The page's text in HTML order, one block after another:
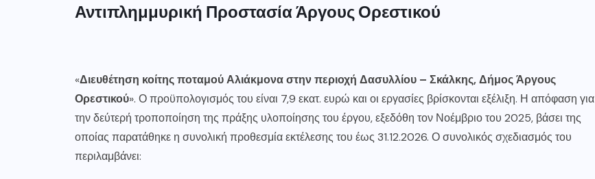
Αντιπλημμυρική Προστασία Άργους Ορεστικού
«Διευθέτηση κοίτης ποταμού Αλιάκμονα στην περιοχή Δασυλλίου – Σκάλκης, Δήμος Άργους
Ορεστικού». Ο προϋπολογισμός του είναι 7,9 εκατ. ευρώ και οι εργασίες βρίσκονται εξέλιξη. Η απόφαση για
την δεύτερή τροποποίηση της πράξης υλοποίησης του έργου, εξεδόθη τον Νοέμβριο του 2025, βάσει της
οποίας παρατάθηκε η συνολική προθεσμία εκτέλεσης του έως 31.12.2026. Ο συνολικός σχεδιασμός του
περιλαμβάνει: